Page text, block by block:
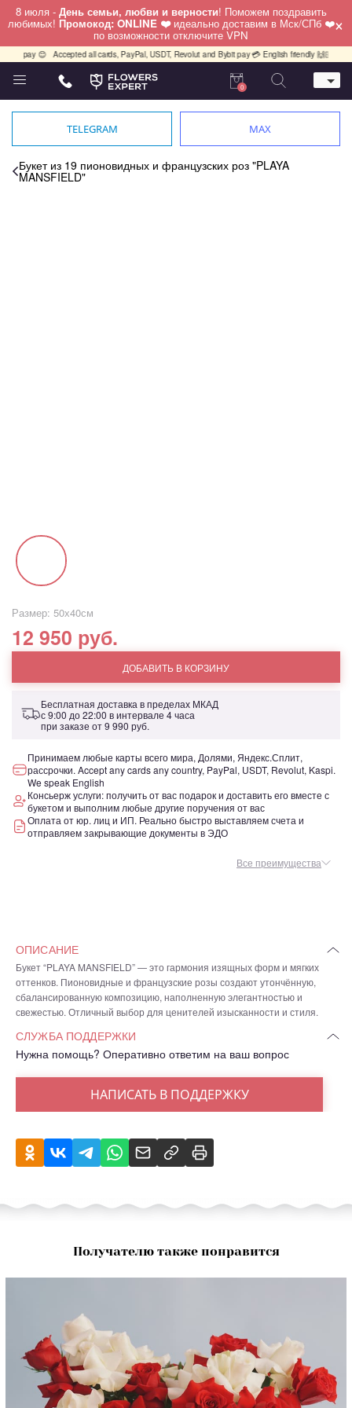
8 июля - День семьи, любви и верности! Поможем поздравить
любимых! Промокод: ONLINE ❤️ идеально доставим в Мск/СПб ❤️
по возможности отключите VPN ×
Accepted all cards, PayPal, USDT, Revolut and Bybit pay 💳 English friendly 🙌🏻
Телефон
+7 (495) 982-55-05
Москва, Бауманская 20 стр 7
0
TELEGRAM MAX
Букет из 19 пионовидных и французских роз "PLAYA
MANSFIELD"
Размер: 50х40см
12 950 руб.
ДОБАВИТЬ В КОРЗИНУ
Бесплатная доставка в пределах МКАД
с 9:00 до 22:00 в интервале 4 часа
при заказе от9 990 руб.
Принимаем любые карты всего мира, Долями, Яндекс.Сплит,
рассрочки. Accept any cards any country, PayPal, USDT, Revolut, Kaspi.
We speak English
Консьерж услуги: получить от вас подарок и доставить его вместе с
букетом и выполним любые другие поручения от вас
Оплата от юр. лиц и ИП. Реально быстро выставляем счета и
отправляем закрывающие документы в ЭДО
Все преимущества
ОПИСАНИЕ
Букет “PLAYA MANSFIELD” — это гармония изящных форм и мягких
оттенков. Пионовидные и французские розы создают утончённую,
сбалансированную композицию, наполненную элегантностью и
свежестью. Отличный выбор для ценителей изысканности и стиля.
СЛУЖБА ПОДДЕРЖКИ
Нужна помощь? Оперативно ответим на ваш вопрос
НАПИСАТЬ В ПОДДЕРЖКУ
Получателю также понравится